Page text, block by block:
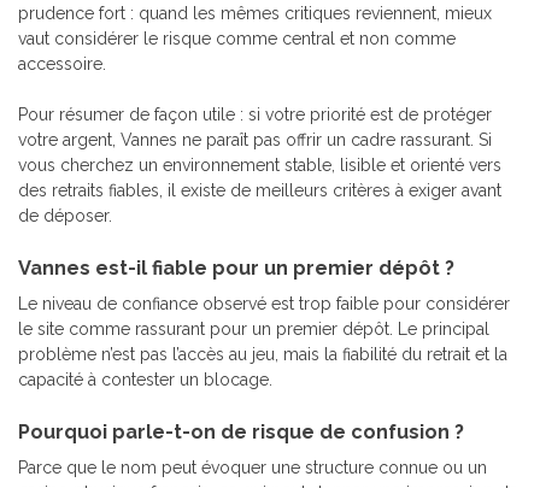
prudence fort : quand les mêmes critiques reviennent, mieux
vaut considérer le risque comme central et non comme
accessoire.
Pour résumer de façon utile : si votre priorité est de protéger
votre argent, Vannes ne paraît pas offrir un cadre rassurant. Si
vous cherchez un environnement stable, lisible et orienté vers
des retraits fiables, il existe de meilleurs critères à exiger avant
de déposer.
Vannes est-il fiable pour un premier dépôt ?
Le niveau de confiance observé est trop faible pour considérer
le site comme rassurant pour un premier dépôt. Le principal
problème n’est pas l’accès au jeu, mais la fiabilité du retrait et la
capacité à contester un blocage.
Pourquoi parle-t-on de risque de confusion ?
Parce que le nom peut évoquer une structure connue ou un